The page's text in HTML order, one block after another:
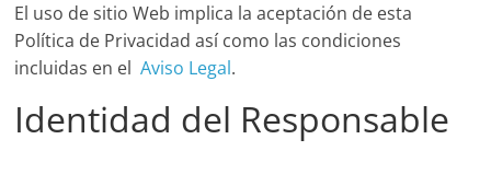
El uso de sitio Web implica la aceptación de esta
Política de Privacidad así como las condiciones
incluidas en elAviso Legal.
Identidad del Responsable